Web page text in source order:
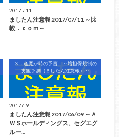
2017.7.11
ましたん注意報 2017/07/11 ～比
較．ｃｏｍ～
３．逢魔が時の予言 ～増担保規制の
実施予測（ましたん注意報）～
2017.6.9
ましたん注意報 2017/06/09 ～Ａ
ＷＳホールディングス、セグエグ
ルー…